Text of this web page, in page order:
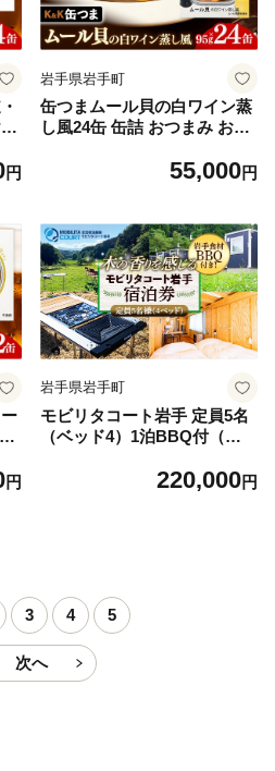
円
岩手県岩手町
缶つまムール貝の白ワイン蒸
し風24缶 缶詰 おつまみ おつ
ル貝 白ワイン 蒸し 贈答用 海
県 岩手町 カメイ
55,000円
円
岩手県岩手町
モビリタコート岩手 定員5名
（ベッド4）1泊BBQ付（夕
Q アウトドア 施設利用券 チ
220,000円
3 4 5
次へ